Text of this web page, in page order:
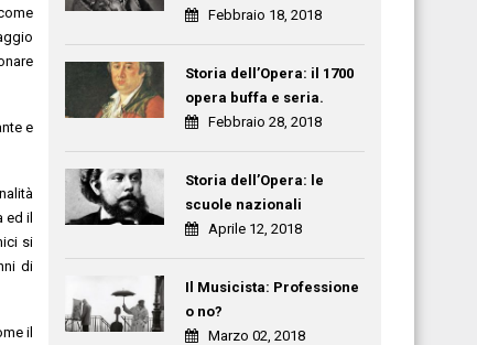
e
ed il
si
di
il
Febbraio 18, 2018
Storia dell’Opera: il 1700
opera buffa e seria.
Febbraio 28, 2018
Storia dell’Opera: le
scuole nazionali
Aprile 12, 2018
Il Musicista: Professione
o no?
Marzo 02, 2018